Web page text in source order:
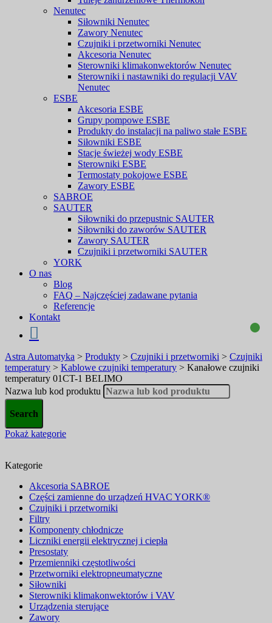
Nenutec
Siłowniki Nenutec
Zawory Nenutec
Czujniki i przetworniki Nenutec
Akcesoria Nenutec
Sterowniki klimakonwektorów Nenutec
Sterowniki i nastawniki do regulacji VAV
Nenutec
ESBE
Akcesoria ESBE
Grupy pompowe ESBE
Produkty do instalacji na paliwo stałe ESBE
Siłowniki ESBE
Stacje świeżej wody ESBE
Sterowniki ESBE
Termostaty pokojowe ESBE
Zawory ESBE
SABROE
SAUTER
Siłowniki do przepustnic SAUTER
Siłowniki do zaworów SAUTER
Zawory SAUTER
Czujniki i przetworniki SAUTER
YORK
O nas
Blog
FAQ – Najczęściej zadawane pytania
Referencje
Kontakt
Astra Automatyka > Produkty > Czujniki i przetworniki > Czujniki
temperatury > Kablowe czujniki temperatury > Kanałowe czujniki
temperatury 01CT-1 BELIMO
Nazwa lub kod produktu
Pokaż kategorie
Kategorie
Akcesoria SABROE
Części zamienne do urządzeń HVAC YORK®
Czujniki i przetworniki
Filtry
Komponenty chłodnicze
Liczniki energii elektrycznej i ciepła
Presostaty
Przemienniki częstotliwości
Przetworniki elektropneumatyczne
Siłowniki
Sterowniki klimakonwektorów i VAV
Urządzenia sterujące
Zawory